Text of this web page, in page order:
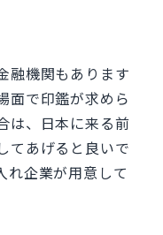
融機関もあります
面で印鑑が求めら
は、日本に来る前
てあげると良いで
れ企業が用意して